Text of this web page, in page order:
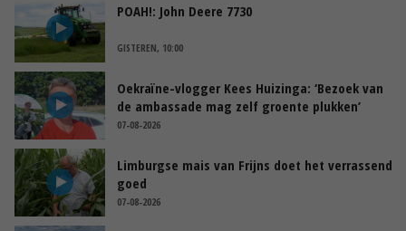
POAH!: John Deere 7730
GISTEREN, 10:00
Oekraïne-vlogger Kees Huizinga: ‘Bezoek van
de ambassade mag zelf groente plukken’
07-08-2026
Limburgse mais van Frijns doet het verrassend
goed
07-08-2026